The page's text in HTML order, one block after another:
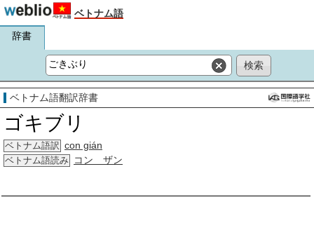
ベトナム語
辞書
ベトナム語翻訳辞書
ゴキブリ
ベトナム語訳 con gián
ベトナム語読み コン ザン